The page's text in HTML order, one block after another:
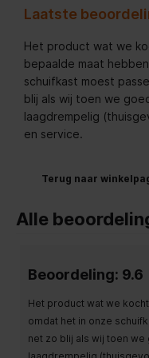
Laatste
Het product wat we
bepaalde maat
schuifkast moest
blij als wij toen we
laagdrempelig
en service.
Terug naar
Alle
Beoordeling: 9.6
Het product wat we
omdat het in onze
net zo blij als wij toen